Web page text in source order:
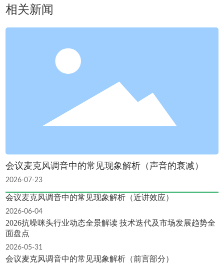
相关新闻
会议麦克风调音中的常见现象解析（声音的衰减）
2026-07-23
会议麦克风调音中的常见现象解析（近讲效应）
2026-06-04
2026抗噪咪头行业动态全景解读 技术迭代及市场发展趋势全
面盘点
2026-05-31
会议麦克风调音中的常见现象解析（前言部分）